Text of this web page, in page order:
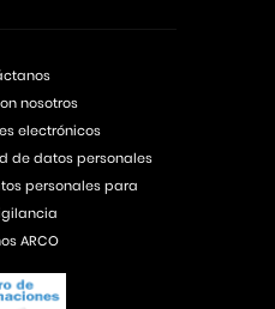
nosotros
electrónicos
de datos personales
personales para
ARCO